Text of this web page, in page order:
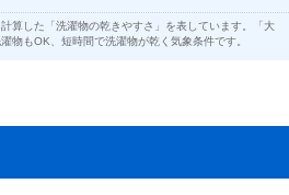
算した「洗濯物の乾きやすさ」を表しています。「大
物もOK、短時間で洗濯物が乾く気象条件です。